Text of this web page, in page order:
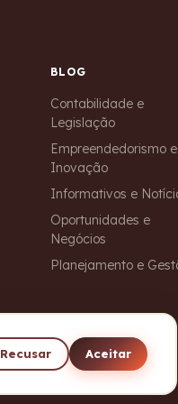
BLOG
Contabilidade e
Legislação
Empreendedorismo e
Inovação
Informativos e
Oportunidades e
Negócios
Planejamento e
Recusar Aceitar